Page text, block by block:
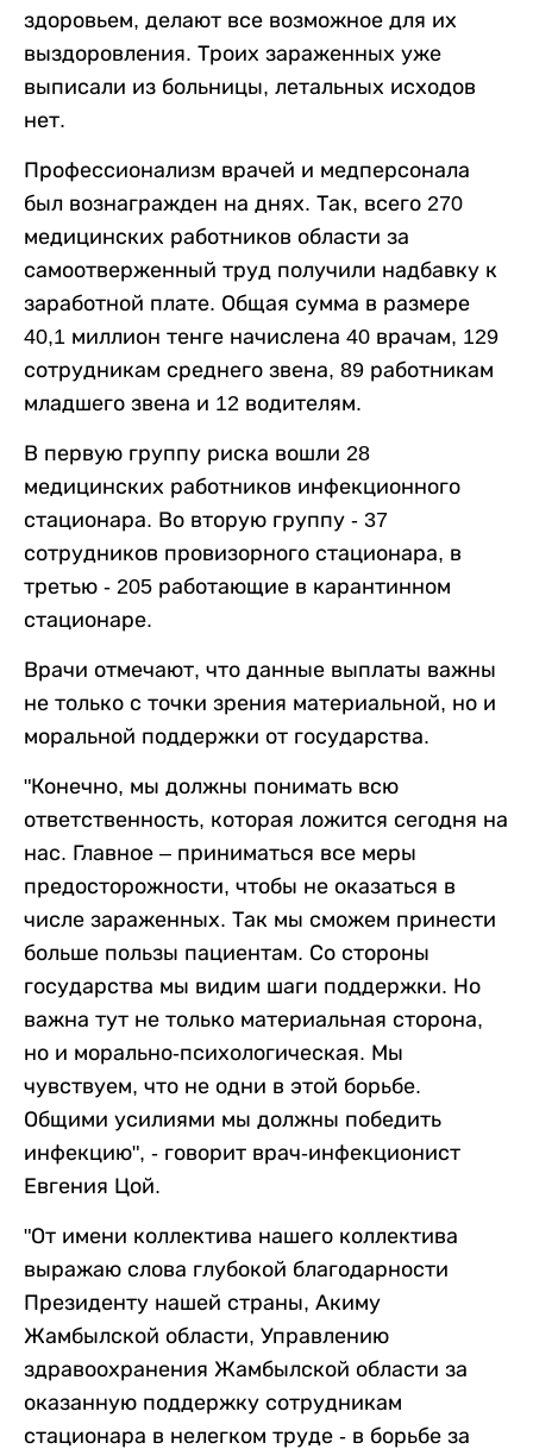
здоровьем, делают все возможное для их
выздоровления. Троих зараженных уже
выписали из больницы, летальных исходов
нет.
Профессионализм врачей и медперсонала
был вознагражден на днях. Так, всего 270
медицинских работников области за
самоотверженный труд получили надбавку к
заработной плате. Общая сумма в размере
40,1 миллион тенге начислена 40 врачам, 129
сотрудникам среднего звена, 89 работникам
младшего звена и 12 водителям.
В первую группу риска вошли 28
медицинских работников инфекционного
стационара. Во вторую группу - 37
сотрудников провизорного стационара, в
третью - 205 работающие в карантинном
стационаре.
Врачи отмечают, что данные выплаты важны
не только с точки зрения материальной, но и
моральной поддержки от государства.
"Конечно, мы должны понимать всю
ответственность, которая ложится сегодня на
нас. Главное – приниматься все меры
предосторожности, чтобы не оказаться в
числе зараженных. Так мы сможем принести
больше пользы пациентам. Со стороны
государства мы видим шаги поддержки. Но
важна тут не только материальная сторона,
но и морально-психологическая. Мы
чувствуем, что не одни в этой борьбе.
Общими усилиями мы должны победить
инфекцию", - говорит врач-инфекционист
Евгения Цой.
"От имени коллектива нашего коллектива
выражаю слова глубокой благодарности
Президенту нашей страны, Акиму
Жамбылской области, Управлению
здравоохранения Жамбылской области за
оказанную поддержку сотрудникам
стационара в нелегком труде - в борьбе за